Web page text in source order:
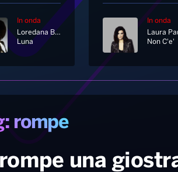
In onda
Loredana Bertè
Luna
In onda
Non C'e'